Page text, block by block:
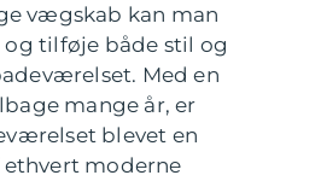
vægskab kan man
tilføje både stil og
Med en
mange år, er
blevet en
moderne